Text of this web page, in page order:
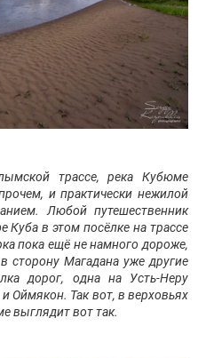
трассе, река Кубюме
и практически нежилой
Любой путешественник
Куба в этом посёлке на трассе
пока ещё не намного дороже,
сторону Магадана уже другие
дорог, одна на Усть-Неру
Оймякон. Так вот, в верховьях
выглядит вот так.